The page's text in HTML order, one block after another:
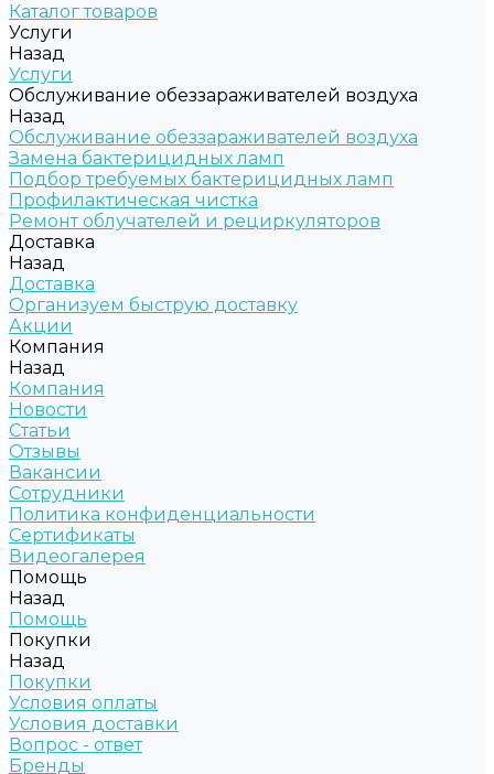
Каталог товаров
Услуги
Назад
Услуги
Обслуживание обеззараживателей воздуха
Назад
Обслуживание обеззараживателей воздуха
Замена бактерицидных ламп
Подбор требуемых бактерицидных ламп
Профилактическая чистка
Ремонт облучателей и рециркуляторов
Доставка
Назад
Доставка
Организуем быструю доставку
Акции
Компания
Назад
Компания
Новости
Статьи
Отзывы
Вакансии
Сотрудники
Политика конфиденциальности
Сертификаты
Видеогалерея
Помощь
Назад
Помощь
Покупки
Назад
Покупки
Условия оплаты
Условия доставки
Вопрос - ответ
Бренды